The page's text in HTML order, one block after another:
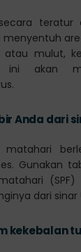
teratur
menyentuh
atau mulut,
ini akan
Anda dari
matahari
Gunakan
dari sinar
kekebalan